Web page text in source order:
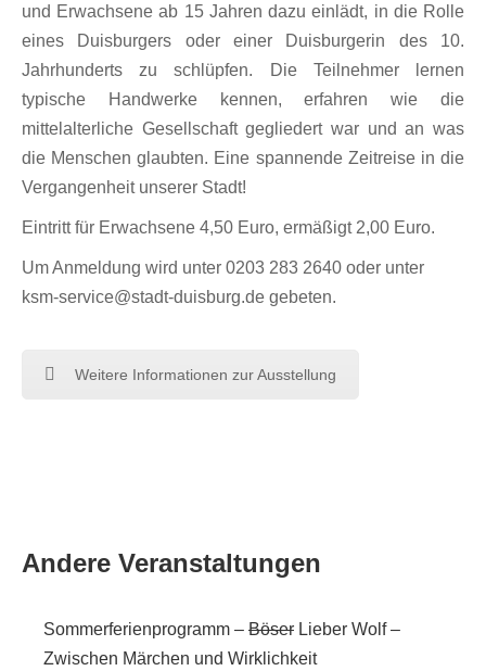
und Erwachsene ab 15 Jahren dazu einlädt, in die Rolle
eines Duisburgers oder einer Duisburgerin des 10.
Jahrhunderts zu schlüpfen. Die Teilnehmer lernen
typische Handwerke kennen, erfahren wie die
mittelalterliche Gesellschaft gegliedert war und an was
die Menschen glaubten. Eine spannende Zeitreise in die
Vergangenheit unserer Stadt!
Eintritt für Erwachsene 4,50 Euro, ermäßigt 2,00 Euro.
Um Anmeldung wird unter 0203 283 2640 oder unter
ksm-service@stadt-duisburg.de gebeten.
Weitere Informationen zur Ausstellung
Andere Veranstaltungen
Sommerferienprogramm – Böser Lieber Wolf –
Zwischen Märchen und Wirklichkeit